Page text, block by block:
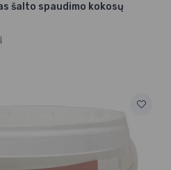
šalto spaudimo kokosų